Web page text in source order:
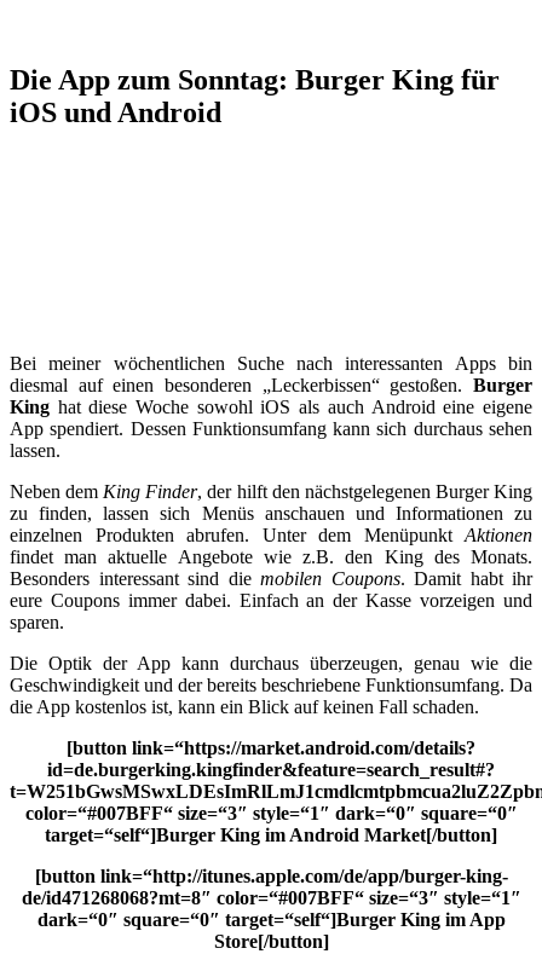
Die App zum Sonntag: Burger King für
iOS und Android
Bei meiner wöchentlichen Suche nach interessanten Apps bin
diesmal auf einen besonderen „Leckerbissen“ gestoßen. Burger
King hat diese Woche sowohl iOS als auch Android eine eigene
App spendiert. Dessen Funktionsumfang kann sich durchaus sehen
lassen.
Neben dem King Finder, der hilft den nächstgelegenen Burger King
zu finden, lassen sich Menüs anschauen und Informationen zu
einzelnen Produkten abrufen. Unter dem Menüpunkt Aktionen
findet man aktuelle Angebote wie z.B. den King des Monats.
Besonders interessant sind die mobilen Coupons. Damit habt ihr
eure Coupons immer dabei. Einfach an der Kasse vorzeigen und
sparen.
Die Optik der App kann durchaus überzeugen, genau wie die
Geschwindigkeit und der bereits beschriebene Funktionsumfang. Da
die App kostenlos ist, kann ein Blick auf keinen Fall schaden.
[button link=“https://market.android.com/details?
id=de.burgerking.kingfinder&feature=search_result#?
color=“#007BFF“ size=“3″ style=“1″ dark=“0″ square=“0″
target=“self“]Burger King im Android Market[/button]
[button link=“http://itunes.apple.com/de/app/burger-king-
de/id471268068?mt=8″ color=“#007BFF“ size=“3″ style=“1″
dark=“0″ square=“0″ target=“self“]Burger King im App
Store[/button]